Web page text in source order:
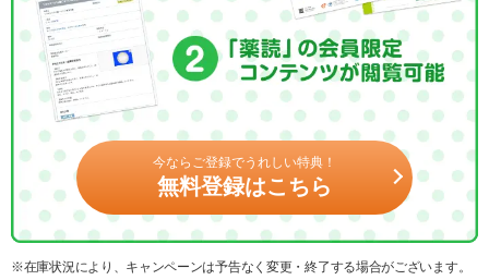
今ならご登録でうれしい特典！
無料登録はこちら
※在庫状況により、キャンペーンは予告なく変更・終了する場合がございます。